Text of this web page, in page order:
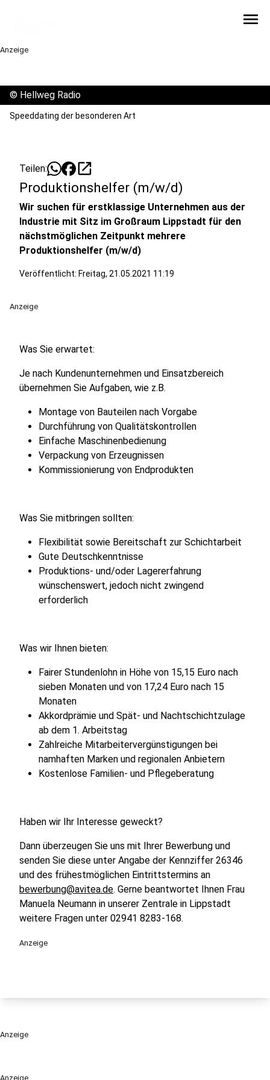
menu
Anzeige
Anzeige
© Hellweg Radio
Speeddating der besonderen Art
Teilen: open_in_new
Produktionshelfer (m/w/d)
Wir suchen für erstklassige Unternehmen aus der
Industrie mit Sitz im Großraum Lippstadt für den
nächstmöglichen Zeitpunkt mehrere
Produktionshelfer (m/w/d)
Veröffentlicht: Freitag, 21.05.2021 11:19
Anzeige
Was Sie erwartet:
Je nach Kundenunternehmen und Einsatzbereich
übernehmen Sie Aufgaben, wie z.B.
Montage von Bauteilen nach Vorgabe
Durchführung von Qualitätskontrollen
Einfache Maschinenbedienung
Verpackung von Erzeugnissen
Kommissionierung von Endprodukten
Was Sie mitbringen sollten:
Flexibilität sowie Bereitschaft zur Schichtarbeit
Gute Deutschkenntnisse
Produktions- und/oder Lagererfahrung
wünschenswert, jedoch nicht zwingend
erforderlich
Was wir Ihnen bieten:
Fairer Stundenlohn in Höhe von 15,15 Euro nach
sieben Monaten und von 17,24 Euro nach 15
Monaten
Akkordprämie und Spät- und Nachtschichtzulage
ab dem 1. Arbeitstag
Zahlreiche Mitarbeitervergünstigungen bei
namhaften Marken und regionalen Anbietern
Kostenlose Familien- und Pflegeberatung
Haben wir Ihr Interesse geweckt?
Dann überzeugen Sie uns mit Ihrer Bewerbung und
senden Sie diese unter Angabe der Kennziffer 26346
und des frühestmöglichen Eintrittstermins an
bewerbung@avitea.de. Gerne beantwortet Ihnen Frau
Manuela Neumann in unserer Zentrale in Lippstadt
weitere Fragen unter 02941 8283-168.
Anzeige
Anzeige